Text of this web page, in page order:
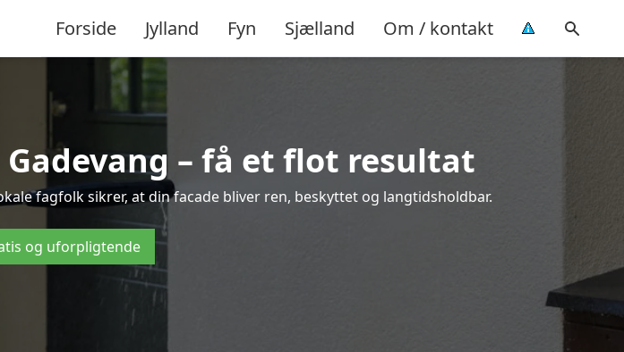
Forside Jylland Fyn Sjælland Om / kontakt
– få et flot resultat
fagfolk sikrer, at din facade bliver ren, beskyttet og langtidsholdbar.
og uforpligtende